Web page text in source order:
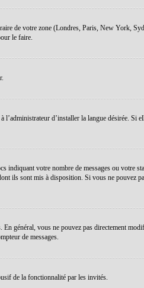
de votre zone (Londres, Paris, New York,
le faire.
d’installer la langue désirée. Si
indiquant votre nombre de messages ou votre
ils sont mis à disposition. Si vous ne pouvez
général, vous ne pouvez pas directement
de messages.
de la fonctionnalité par les invités.